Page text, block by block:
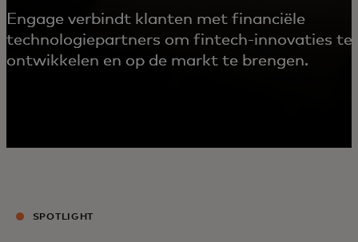
Engage verbindt klanten met financiële
technologiepartners om fintech-innovaties te
ontwikkelen en op de markt te brengen.
SPOTLIGHT